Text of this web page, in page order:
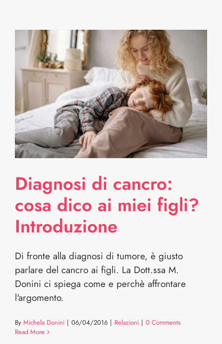
Diagnosi di cancro:
cosa dico ai miei figli?
Introduzione
Di fronte alla diagnosi di tumore, è giusto
parlare del cancro ai figli. La Dott.ssa M.
Donini ci spiega come e perchè affrontare
l'argomento.
By Michela Donini | 06/04/2016 | Relazioni | 0 Comments
Read More